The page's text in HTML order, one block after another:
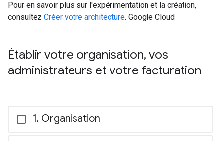
Pour en savoir plus sur l'expérimentation et la création,
consultez Créer votre architecture. Google Cloud
Établir votre organisation, vos
administrateurs et votre facturation
Organisation